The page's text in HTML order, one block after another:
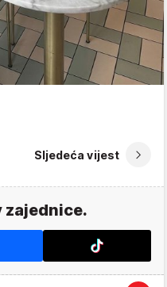
Sljedeća vijest
zajednice.